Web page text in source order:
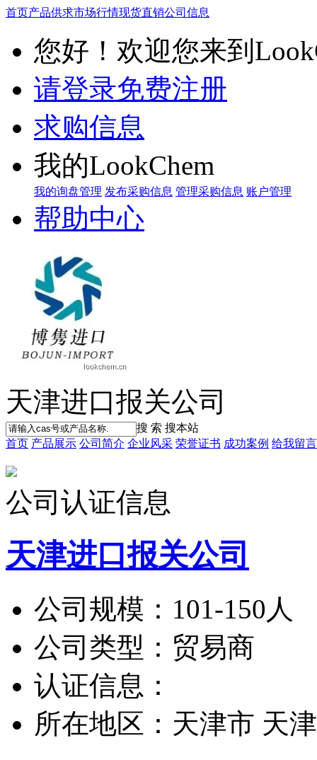
首页产品供求市场行情现货直销公司信息
您好！欢迎您来到
请登录免费注册
求购信息
我的LookChem
我的询盘管理 发布采购信息 管理采购信息 账户管理
帮助中心
天津进口报关公司
搜 索 搜本站
首页 产品展示 公司简介 企业风采 荣誉证书 成功案例 给我留言
公司认证信息
天津进口报关公司
公司规模： 101-150人
公司类型： 贸易商
认证信息：
所在地区： 天津市 天津